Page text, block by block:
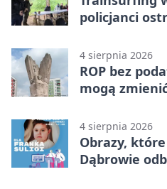
policjanci
4 sierpnia 2026
ROP bez
mogą
4 sierpnia 2026
Obrazy,
Dąbrowie